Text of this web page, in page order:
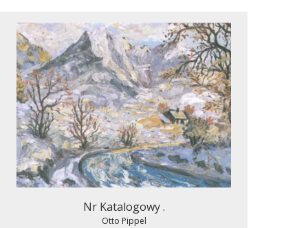
Nr Katalogowy .
Otto Pippel